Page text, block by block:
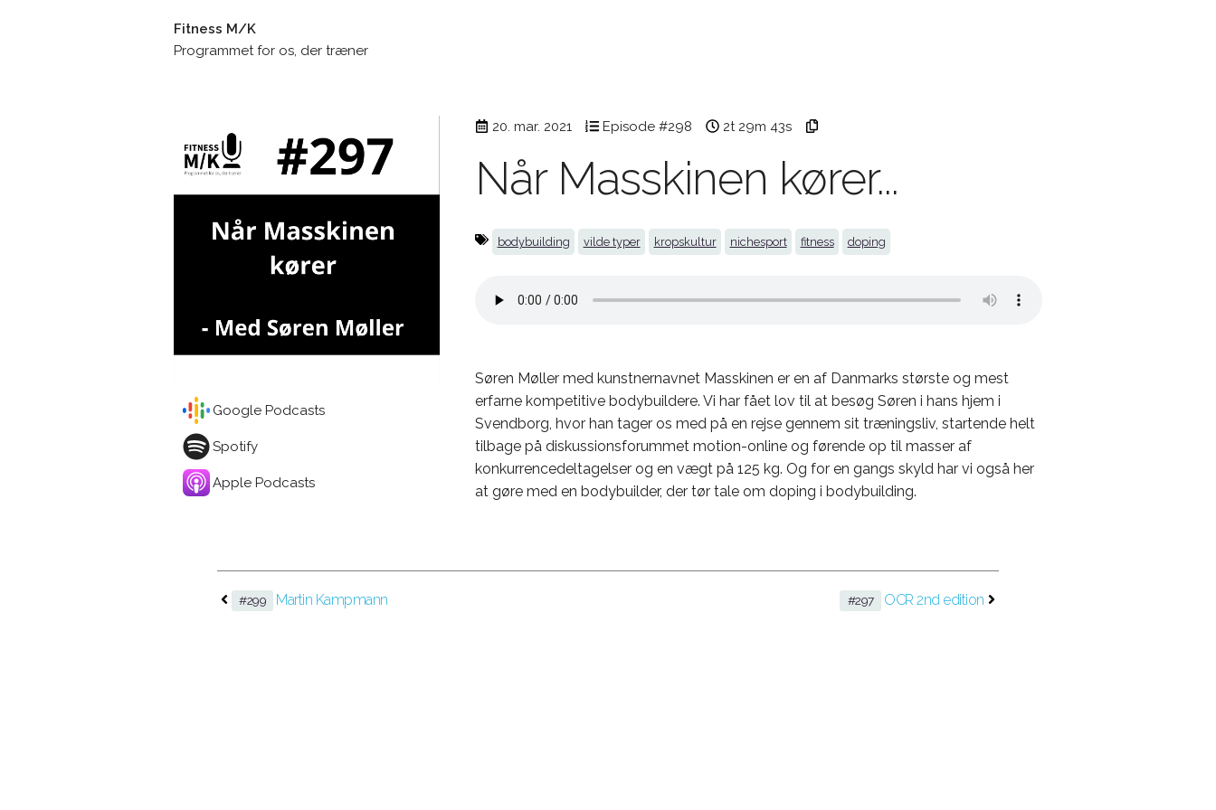
Fitness M/K
Programmet for os, der træner
Google Podcasts
Spotify
Apple Podcasts
20. mar. 2021 Episode #298 2t 29m 43s
Når Masskinen kører...
bodybuilding vilde typer kropskultur nichesport fitness doping
Søren Møller med kunstnernavnet Masskinen er en af Danmarks største og mest
erfarne kompetitive bodybuildere. Vi har fået lov til at besøg Søren i hans hjem i
Svendborg, hvor han tager os med på en rejse gennem sit træningsliv, startende helt
tilbage på diskussionsforummet motion-online og førende op til masser af
konkurrencedeltagelser og en vægt på 125 kg. Og for en gangs skyld har vi også her
at gøre med en bodybuilder, der tør tale om doping i bodybuilding.
#299 Martin Kampmann #297 OCR 2nd edition